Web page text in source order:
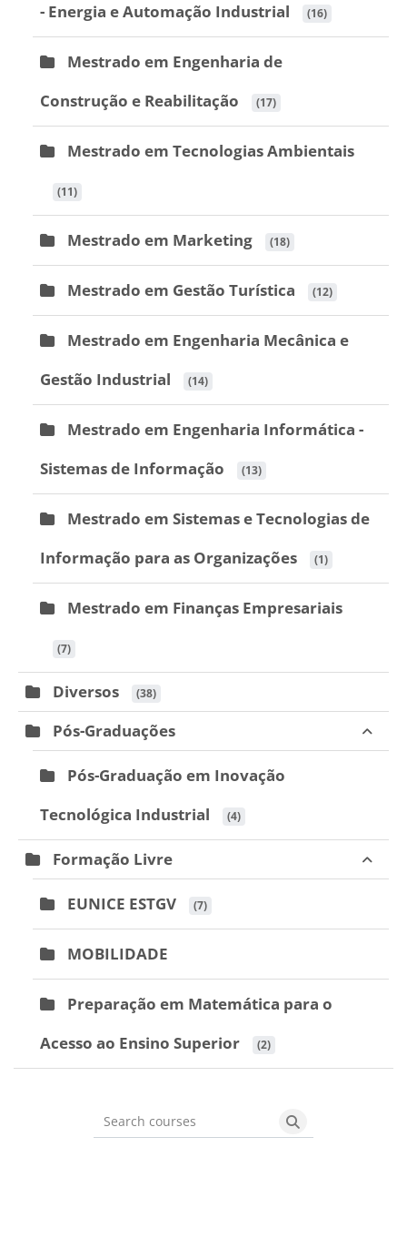
- Energia e Automação Industrial
(16)
Mestrado em Engenharia de
Construção e Reabilitação
(17)
Mestrado em Tecnologias Ambientais
(11)
Mestrado em Marketing (18)
Mestrado em Gestão Turística (12)
Mestrado em Engenharia Mecânica e
Gestão Industrial
(14)
Mestrado em Engenharia Informática -
Sistemas de Informação
(13)
Mestrado em Sistemas e Tecnologias de
Informação para as Organizações
(1)
Mestrado em Finanças Empresariais
(7)
Diversos (38)
Pós-Graduações
Pós-Graduação em Inovação
Tecnológica Industrial
(4)
Formação Livre
EUNICE ESTGV (7)
MOBILIDADE
Preparação em Matemática para o
Acesso ao Ensino Superior
(2)
Search courses
Search courses